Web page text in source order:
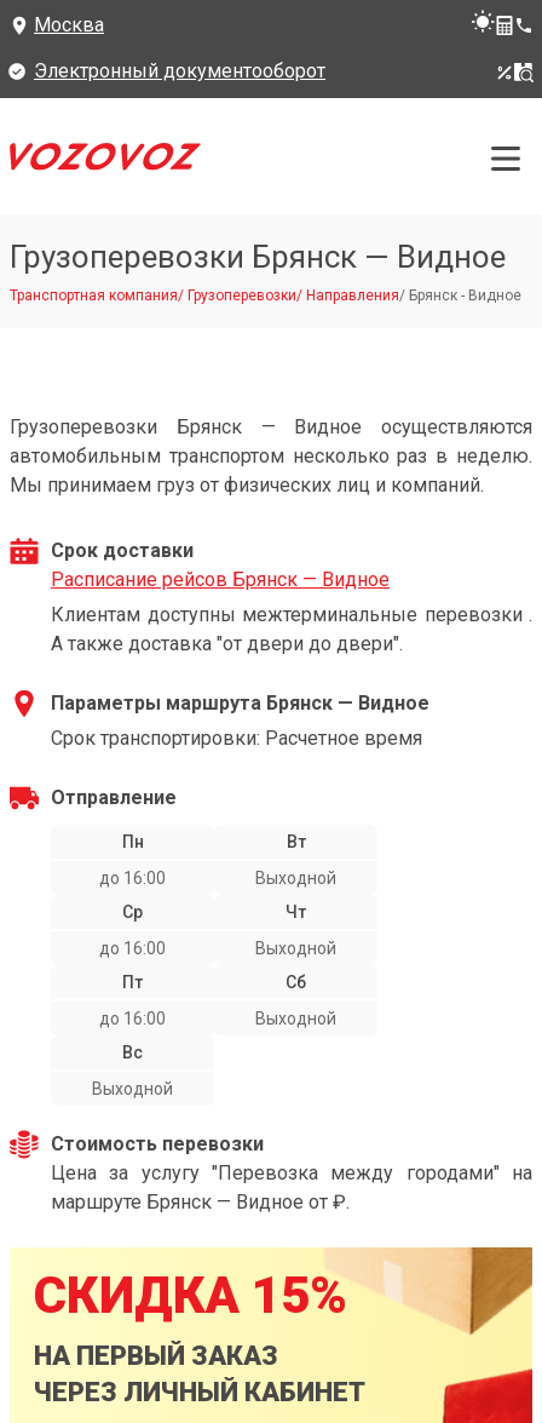
Москва
Электронный документооборот
Грузоперевозки Брянск — Видное
Транспортная компания/ Грузоперевозки/ Направления/ Брянск - Видное
Грузоперевозки Брянск — Видное осуществляются
автомобильным транспортом несколько раз в неделю.
Мы принимаем груз от физических лиц и компаний.
Срок доставки
Расписание рейсов Брянск — Видное
Клиентам доступны межтерминальные перевозки .
А также доставка "от двери до двери".
Параметры маршрута Брянск — Видное
Срок транспортировки: Расчетное время
Отправление
Пн
до 16:00
Вт
Выходной
Ср
до 16:00
Чт
Выходной
Пт
до 16:00
Сб
Выходной
Вс
Выходной
Стоимость перевозки
Цена за услугу "Перевозка между городами" на
маршруте Брянск — Видное от ₽.
СКИДКА 15%
НА ПЕРВЫЙ ЗАКАЗ
ЧЕРЕЗ ЛИЧНЫЙ КАБИНЕТ